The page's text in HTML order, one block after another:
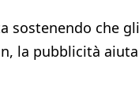
sostenendo che
la pubblicità